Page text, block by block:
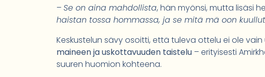
–Se on aina mahdollista, hän myönsi, mutta lisäsi
haistan tossa hommassa, ja se mitä mä oon kuullut
Keskustelun sävy osoitti, että tuleva ottelu ei ole
maineen ja uskottavuuden taistelu – erityisesti
suuren huomion kohteena.